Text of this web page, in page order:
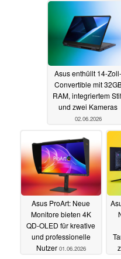
Asus enthüllt 14-Zoll-
Convertible mit
RAM, integriertem
und zwei Kameras
02.06.2026
Asus ProArt: Neue
Monitore bieten 4K
QD-OLED für kreative
und professionelle
Nutzer 01.06.2026